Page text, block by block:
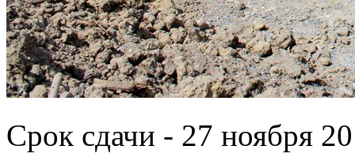
Срок сдачи - 27 ноября